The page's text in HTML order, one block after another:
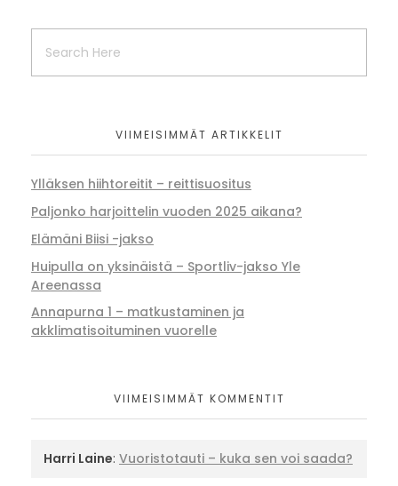
VIIMEISIMMÄT ARTIKKELIT
Ylläksen hiihtoreitit – reittisuositus
Paljonko harjoittelin vuoden 2025 aikana?
Elämäni Biisi -jakso
Huipulla on yksinäistä – Sportliv-jakso Yle
Areenassa
Annapurna 1 – matkustaminen ja
akklimatisoituminen vuorelle
VIIMEISIMMÄT KOMMENTIT
Harri Laine: Vuoristotauti – kuka sen voi saada?